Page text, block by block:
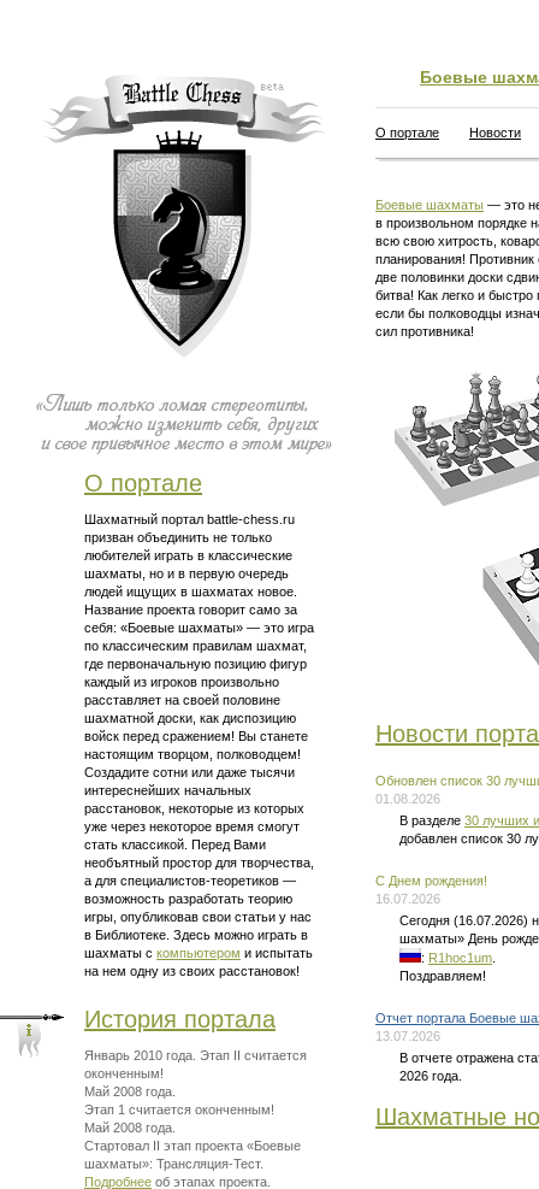
О портале
Шахматный портал battle-chess.ru
призван объединить не только
любителей играть в классические
шахматы, но и в первую очередь
людей ищущих в шахматах новое.
Название проекта говорит само за
себя: «Боевые шахматы» — это игра
по классическим правилам шахмат,
где первоначальную позицию фигур
каждый из игроков произвольно
расставляет на своей половине
шахматной доски, как диспозицию
войск перед сражением! Вы станете
настоящим творцом, полководцем!
Создадите сотни или даже тысячи
интереснейших начальных
расстановок, некоторые из которых
уже через некоторое время смогут
стать классикой. Перед Вами
необъятный простор для творчества,
а для специалистов-теоретиков —
возможность разработать теорию
игры, опубликовав свои статьи у нас
в Библиотеке. Здесь можно играть в
шахматы с компьютером и испытать
на нем одну из своих расстановок!
История портала
Январь 2010 года. Этап II считается
оконченным!
Май 2008 года.
Этап 1 считается оконченным!
Май 2008 года.
Стартовал II этап проекта «Боевые
шахматы»: Трансляция-Тест.
Подробнее об этапах проекта.
Боевые
О портале Новости
Боевые шахматы — это
в произвольном порядке
всю свою хитрость,
планирования!
две половинки доски
битва! Как легко и
если бы полководцы
сил противника!
Новости
Обновлен список 30
01.08.2026
В разделе 30 лучших
добавлен список 30
C Днем рождения!
16.07.2026
Сегодня (16.07.2026)
шахматы» День
: R1hoc1um
Поздравляем!
Отчет портала Боевые
13.07.2026
В отчете отражена
2026 года.
Шахматные